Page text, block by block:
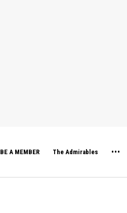
BE A MEMBER The Admirables